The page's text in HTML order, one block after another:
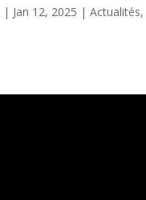
| Jan 12, 2025 |Actualités,